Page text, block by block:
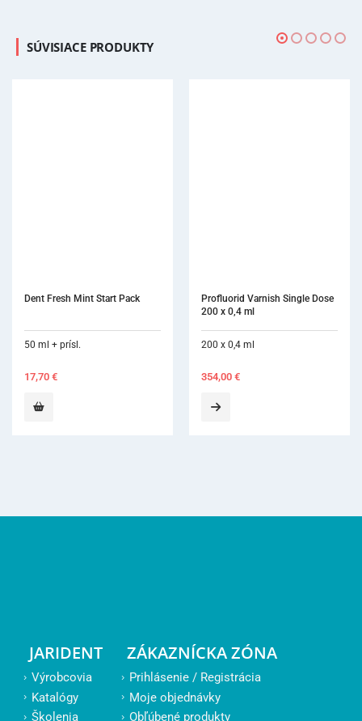
SÚVISIACE PRODUKTY
Dent Fresh Mint Start Pack
50 ml + prísl.
17,70 €
Profluorid Varnish Single Dose
200 x 0,4 ml
200 x 0,4 ml
354,00 €
JARIDENT
Výrobcovia
Katalógy
Školenia
ZÁKAZNÍCKA ZÓNA
Prihlásenie / Registrácia
Moje objednávky
Obľúbené produkty